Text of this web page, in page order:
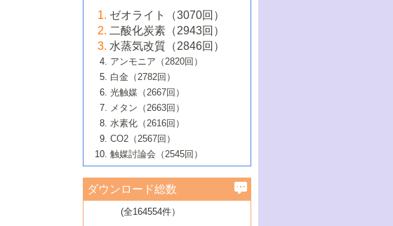
大学：オンライン・対面開催）
6号 メタン転換技術の最新動向
B号 第125回触媒討論会（2020年・工学
院大学）
5号 固体触媒による含窒素有機化合物変
換の最前線
6号 貴金属使用量低減に向けた自動車排
ガス浄化触媒の開発
B号 第123回触媒討論会（2019年・大阪
B号 第121回触媒討論会（2018年・東京
大学）
5号 水素のふるまいを解き明かす最先端
研究
6号 低級アルカンの有効利用のための触
媒技術
B号 第119回触媒討論会（2017年・首都
大学東京）
媒技術
3号 触媒研究の最先端～とびたて若き研究
者たち～（1）
4号 触媒研究の最先端～とびたて若き研究
者たち～（2）
5号 触媒研究の最先端～とびたて若き研究
者たち～（3）
6号 イオニクス材料と燃料電池・電解合成
の最新の研究動向
B号 第117回触媒討論会（2016年・大阪府
立大学）
2号 石油精製用触媒の最近の進展
3号 固体酸化物形燃料電池（SOFC）におけ
るアノード触媒上での燃料直接改質技術
4号 コアシェル構造の制御による触媒機能
5号 工業触媒およびその周辺技術の最近の
進歩
6号 ナノシート
B号 第115回触媒討論会（2015年・成蹊大
2号 光触媒反応機構に関する最新の研究動
向
開発動向
4号 人工光合成に向けた近年のアプローチ
5号 未利用熱エネルギーの有効活用に貢献
する触媒技術
6号 ポリオキソメタレート
B号 第113回触媒討論会（2014年・ロワジ
ールホテル豊橋）
1号 高耐久性燃料電池システム用触媒にお
ける新展開
2号 リビングラジカル重合の最近の動向
3号 天然ガスの化学工業的展開に関する触
媒技術
4号 貴金属触媒の精密構造制御とその活用
5号 バイオマス化成品製造のための固体触
6号 ナノ空間─吸着状態解析から新機能開拓
B号 第111回触媒討論会（2013年・関西大
▼54巻（2012年）
1号 規則性多孔体の利用技術における最近
の進歩
2号 第109回触媒討論会
3号 貴金属低減技術の最新動向
4号 貴金属代替技術の最新動向
5号 光触媒による物質変換反応の新展開
6号 グラフェン
7号 水素を利用する化成品合成の新潮流
▼53巻（2011年）
1号 金属学から見る合金触媒の新展開
2号 第107回触媒討論会
3号 触媒のその場観察法の進歩（１）
4号 触媒のその場観察法の進歩（２）
5号 不活性結合の触媒的活性化による有機
合成
6号 新しい固体酸触媒技術
7号 ゼオライト合成における最近の進歩
▼52巻（2010年）
1号 触媒の劣化対策と長寿命触媒開発
2号 第105回触媒討論会
3号 ナノ構造が拓く新機能
4号 活性サイトおよびその環境の精密な設
計による触媒の高機能化
5号 触媒を有効に使うための技術
7号 有機分子触媒による精密有機合成
1号 炭素材料－熱い注目を集める材料－
2号 第103回触媒討論会
3号 環境浄化用光触媒の現状と課題
4号 水素社会の実現に向けた水素製造・貯
蔵技術の進歩
5号 CO2が関わる触媒・材料
▼50巻（2008年）
1号 触媒化学と学会のこの10年，半世紀，
そして未来
2号 第101回触媒討論会
4号 錯体を利用したユニークな表面構造の
構築と機能
▼49巻（2007年）
1号 含フッ素化合物の合成と触媒
2号 第99回触媒討論会
3号 実用的ファインケミカル合成プロセス
を実現する触媒
▼48巻（2006年）
1号 固体酸触媒の最近の進歩
2号 第97回触媒討論会
3号 リビング重合触媒の最近の展開
1号 最近の触媒担体とその効果
2号 第95回触媒討論会
▼46巻（2004年）
1号 部分酸化反応触媒の最前線
▼45巻（2003年）
ゼオライト（3070回）
二酸化炭素（2943回）
水蒸気改質（2846回）
アンモニア（2820回）
白金（2782回）
光触媒（2667回）
メタン（2663回）
水素化（2616回）
CO2（2567回）
触媒討論会（2545回）
ダウンロード総数
(全164554件）